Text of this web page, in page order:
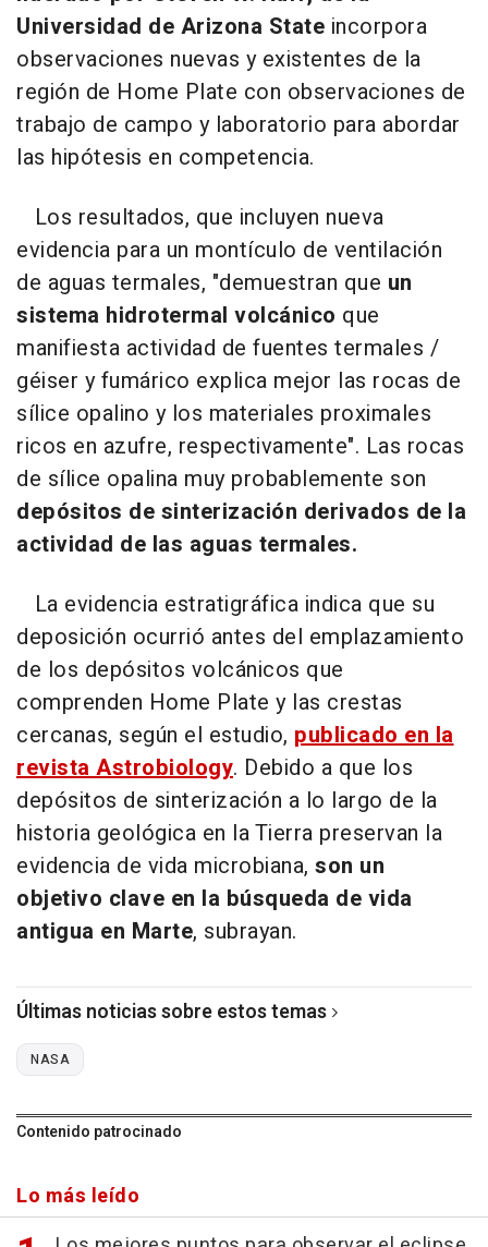
Universidad de Arizona State incorpora
observaciones nuevas y existentes de la
región de Home Plate con observaciones de
trabajo de campo y laboratorio para abordar
las hipótesis en competencia.
Los resultados, que incluyen nueva
evidencia para un montículo de ventilación
de aguas termales, "demuestran que un
sistema hidrotermal volcánico que
manifiesta actividad de fuentes termales /
géiser y fumárico explica mejor las rocas de
sílice opalino y los materiales proximales
ricos en azufre, respectivamente". Las rocas
de sílice opalina muy probablemente son
depósitos de sinterización derivados de la
actividad de las aguas termales.
La evidencia estratigráfica indica que su
deposición ocurrió antes del emplazamiento
de los depósitos volcánicos que
comprenden Home Plate y las crestas
cercanas, según el estudio, publicado en la
revista Astrobiology. Debido a que los
depósitos de sinterización a lo largo de la
historia geológica en la Tierra preservan la
evidencia de vida microbiana, son un
objetivo clave en la búsqueda de vida
antigua en Marte, subrayan.
Últimas noticias sobre estos temas
NASA
Contenido patrocinado
Lo más leído